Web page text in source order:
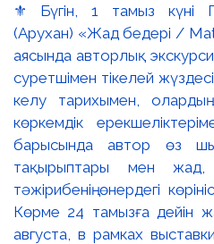
⚜️ Бүгін, 1 тамыз күні
(Арухан) «Жад бедері /
аясында авторлық
суретшімен тікелей
келу тарихымен,
көркемдік
барысында автор өз
тақырыптары мен
тәжірибенің өнердегі
Көрме 24 тамызға дейін
августа, в рамках